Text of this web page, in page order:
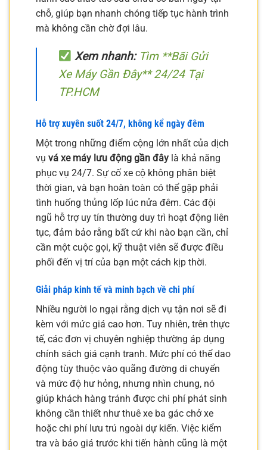
chỗ, giúp bạn nhanh chóng tiếp tục hành trình
mà không cần chờ đợi lâu.
Xem nhanh: Tìm **Bãi Gửi
Xe Máy Gần Đây** 24/24 Tại
TP.HCM
Hỗ trợ xuyên suốt 24/7, không kể ngày đêm
Một trong những điểm cộng lớn nhất của dịch
vụ vá xe máy lưu động gần đây là khả năng
phục vụ 24/7. Sự cố xe cộ không phân biệt
thời gian, và bạn hoàn toàn có thể gặp phải
tình huống thủng lốp lúc nửa đêm. Các đội
ngũ hỗ trợ uy tín thường duy trì hoạt động liên
tục, đảm bảo rằng bất cứ khi nào bạn cần, chỉ
cần một cuộc gọi, kỹ thuật viên sẽ được điều
phối đến vị trí của bạn một cách kịp thời.
Giải pháp kinh tế và minh bạch về chi phí
Nhiều người lo ngại rằng dịch vụ tận nơi sẽ đi
kèm với mức giá cao hơn. Tuy nhiên, trên thực
tế, các đơn vị chuyên nghiệp thường áp dụng
chính sách giá cạnh tranh. Mức phí có thể dao
động tùy thuộc vào quãng đường di chuyển
và mức độ hư hỏng, nhưng nhìn chung, nó
giúp khách hàng tránh được chi phí phát sinh
không cần thiết như thuê xe ba gác chở xe
hoặc chi phí lưu trú ngoài dự kiến. Việc kiểm
tra và báo giá trước khi tiến hành cũng là một